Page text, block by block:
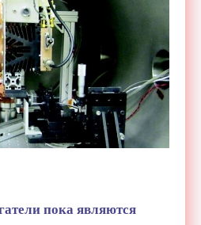
пока являются